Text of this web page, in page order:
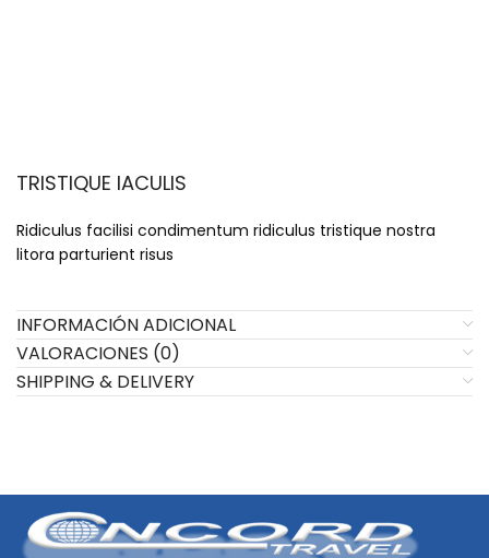
TRISTIQUE IACULIS
Ridiculus facilisi condimentum ridiculus tristique nostra
litora parturient risus
INFORMACIÓN ADICIONAL
VALORACIONES (0)
SHIPPING & DELIVERY